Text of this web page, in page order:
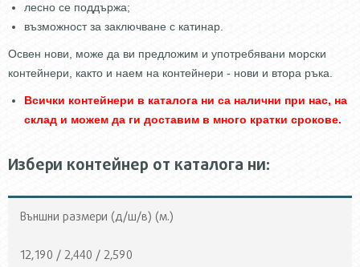
лесно се поддържа;
възможност за заключване с катинар.
Освен нови, може да ви предложим и употребявани морски
контейнери, както и наем на контейнери - нови и втора ръка.
Всички контейнери в каталога ни са налични при нас, на
склад и можем да ги доставим в много кратки срокове.
Избери контейнер от каталога ни:
Външни размери (д/ш/в) (м.)
12,190 / 2,440 / 2,590